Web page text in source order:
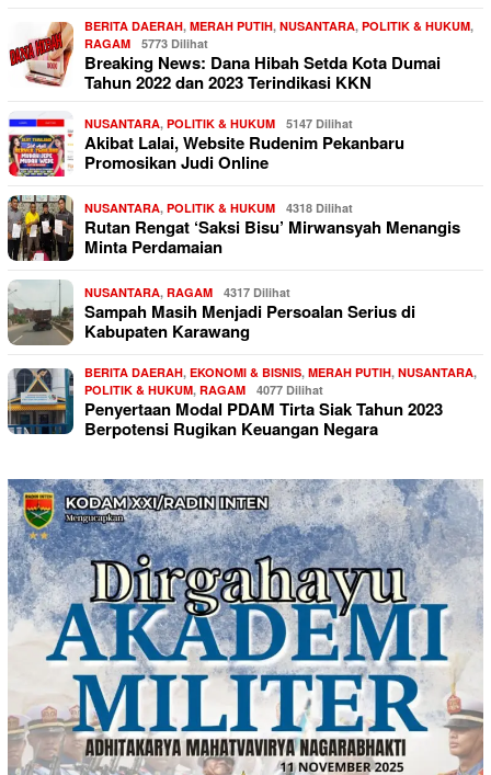
BERITA DAERAH, MERAH PUTIH, NUSANTARA, POLITIK & HUKUM,
RAGAM
5773 Dilihat
Breaking News: Dana Hibah Setda Kota Dumai
Tahun 2022 dan 2023 Terindikasi KKN
NUSANTARA, POLITIK & HUKUM 5147 Dilihat
Akibat Lalai, Website Rudenim Pekanbaru
Promosikan Judi Online
NUSANTARA, POLITIK & HUKUM 4318 Dilihat
Rutan Rengat ‘Saksi Bisu’ Mirwansyah Menangis
Minta Perdamaian
NUSANTARA, RAGAM 4317 Dilihat
Sampah Masih Menjadi Persoalan Serius di
Kabupaten Karawang
BERITA DAERAH, EKONOMI & BISNIS, MERAH PUTIH, NUSANTARA,
POLITIK & HUKUM, RAGAM 4077 Dilihat
Penyertaan Modal PDAM Tirta Siak Tahun 2023
Berpotensi Rugikan Keuangan Negara